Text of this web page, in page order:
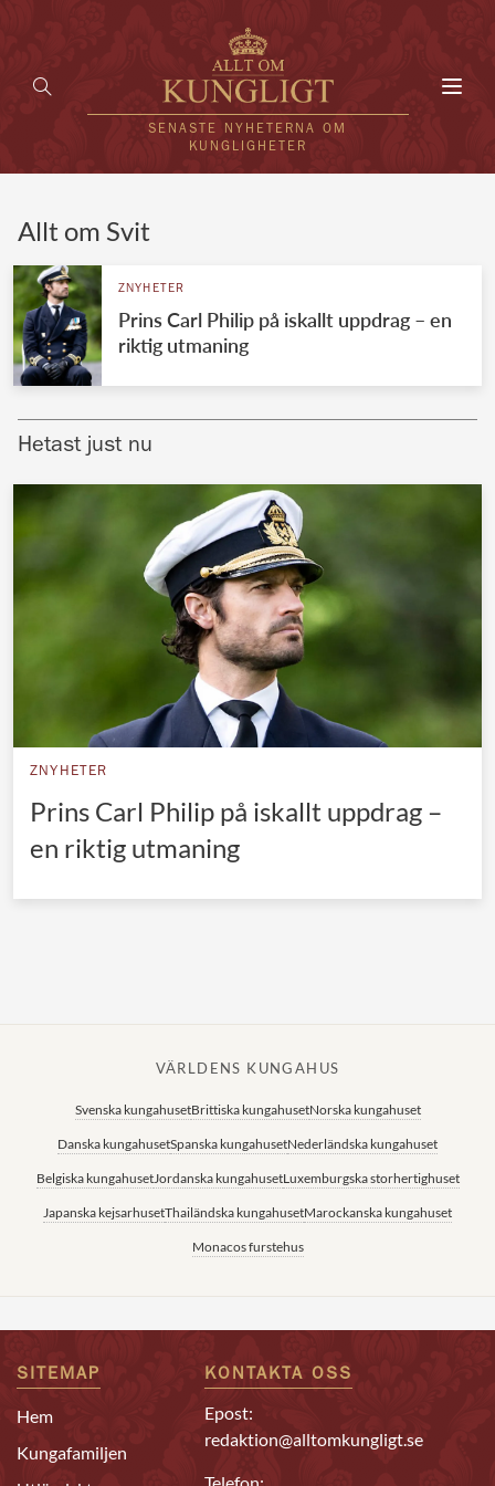
SENASTE NYHETERNA OM
KUNGLIGHETER
UTLÄNDSKT
VÄRLDENS KUNGAHUS
Brittiska kungahuset
Norska kungahuset
Danska kungahuset
Spanska kungahuset
Nederländska kungahuset
Belgiska kungahuset
Jordanska kungahuset
Japanska kejsarhuset
Thailändska kungahuset
Allt om Svit
ZNYHETER
Prins Carl Philip på iskallt uppdrag – en
riktig utmaning
Hetast just nu
ZNYHETER
Prins Carl Philip på iskallt uppdrag –
en riktig utmaning
VÄRLDENS KUNGAHUS
Svenska kungahusetBrittiska kungahusetNorska kungahuset
Danska kungahusetSpanska kungahusetNederländska kungahuset
Belgiska kungahusetJordanska kungahusetLuxemburgska storhertighuset
Japanska kejsarhusetThailändska kungahusetMarockanska kungahuset
Monacos furstehus
SITEMAP
Hem
Kungafamiljen
KONTAKTA OSS
Epost:
redaktion@alltomkungligt.se